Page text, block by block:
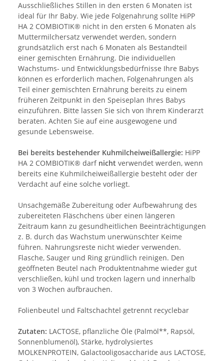
Ausschließliches Stillen in den ersten 6 Monaten ist
ideal für Ihr Baby. Wie jede Folgenahrung sollte HiPP
HA 2 COMBIOTIK® nicht in den ersten 6 Monaten als
Muttermilchersatz verwendet werden, sondern
grundsätzlich erst nach 6 Monaten als Bestandteil
einer gemischten Ernährung. Die individuellen
Wachstums- und Entwicklungsbedürfnisse Ihre Babys
können es erforderlich machen, Folgenahrungen als
Teil einer gemischten Ernährung bereits zu einem
früheren Zeitpunkt in den Speiseplan Ihres Babys
einzuführen. Bitte lassen Sie sich von Ihrem Kinderarzt
beraten. Achten Sie auf eine ausgewogene und
gesunde Lebensweise.
Bei bereits bestehender Kuhmilcheiweißallergie: HiPP
HA 2 COMBIOTIK® darf nicht verwendet werden, wenn
bereits eine Kuhmilcheiweißallergie besteht oder der
Verdacht auf eine solche vorliegt.
Unsachgemäße Zubereitung oder Aufbewahrung des
zubereiteten Fläschchens über einen längeren
Zeitraum kann zu gesundheitlichen Beeinträchtigungen
z. B. durch das Wachstum unerwünschter Keime
führen. Nahrungsreste nicht wieder verwenden.
Flasche, Sauger und Ring gründlich reinigen. Den
geöffneten Beutel nach Produktentnahme wieder gut
verschließen, kühl und trocken lagern und innerhalb
von 3 Wochen aufbrauchen.
Folienbeutel und Faltschachtel getrennt recyclebar
Zutaten: LACTOSE, pflanzliche Öle (Palmöl**, Rapsöl,
Sonnenblumenöl), Stärke, hydrolysiertes
MOLKENPROTEIN, Galactooligosaccharide aus LACTOSE,